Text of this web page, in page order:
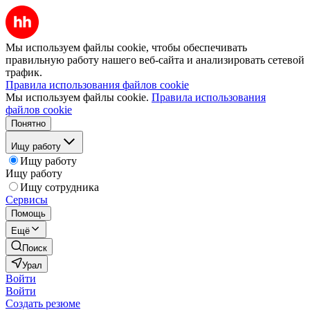
Мы используем файлы cookie, чтобы обеспечивать
правильную работу нашего веб-сайта и анализировать сетевой
трафик.
Правила использования файлов cookie
Мы используем файлы cookie. Правила использования
файлов cookie
Понятно
Ищу работу
Ищу работу
Ищу работу
Ищу сотрудника
Сервисы
Помощь
Ещё
Поиск
Урал
Войти
Войти
Создать резюме